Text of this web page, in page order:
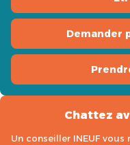
Demander
Chattez
Un conseiller INEUF